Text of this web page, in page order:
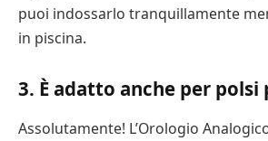
puoi indossarlo tranquillamente
in piscina.
3. È adatto anche per polsi
Assolutamente! L’Orologio